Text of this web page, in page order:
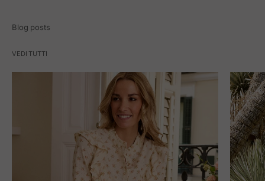
Blog posts
VEDI TUTTI